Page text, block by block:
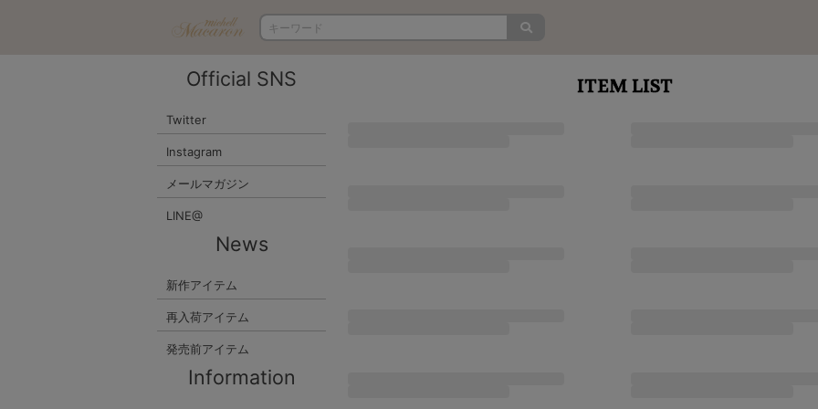
Official SNS
Twitter
Instagram
メールマガジン
LINE@
News
新作アイテム
再入荷アイテム
発売前アイテム
Information
ITEM LIST